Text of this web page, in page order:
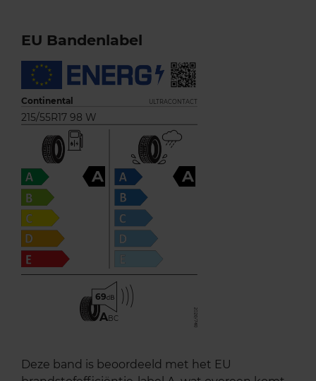
EU Bandenlabel
Continental ULTRACONTACT
215/55R17 98 W
A A
69
ABC
Deze band is beoordeeld met het EU